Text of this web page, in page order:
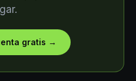
gratis →